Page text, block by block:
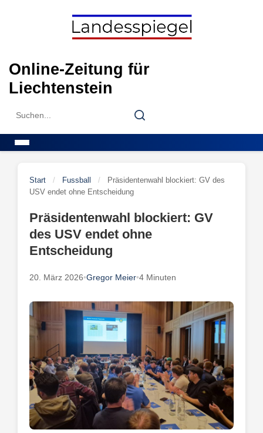
Online-Zeitung für
Liechtenstein
Search
Search
Start / Fussball /
Präsidentenwahl blockiert: GV des
USV endet ohne Entscheidung
Präsidentenwahl blockiert: GV
des USV endet ohne
Entscheidung
20. März 2026•Gregor Meier•4 Minuten